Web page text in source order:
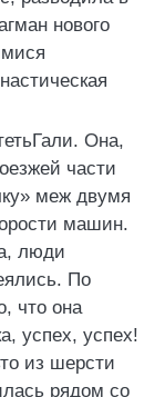
нового
Она,
части
меж двумя
машин.
люди
По
что она
успех, успех!
из шерсти
рядом со